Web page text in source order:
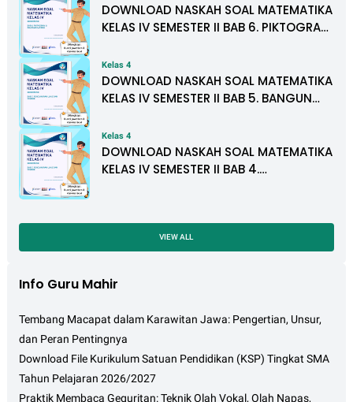
DOWNLOAD NASKAH SOAL MATEMATIKA
KELAS IV SEMESTER II BAB 6. PIKTOGRAM
Kelas 4
DOWNLOAD NASKAH SOAL MATEMATIKA
KELAS IV SEMESTER II BAB 5. BANGUN
Kelas 4
DOWNLOAD NASKAH SOAL MATEMATIKA
KELAS IV SEMESTER II BAB 4.
VIEW ALL
Info Guru Mahir
Tembang Macapat dalam Karawitan Jawa: Pengertian, Unsur,
dan Peran Pentingnya
Download File Kurikulum Satuan Pendidikan (KSP) Tingkat SMA
Tahun Pelajaran 2026/2027
Praktik Membaca Geguritan: Teknik Olah Vokal, Olah Napas,